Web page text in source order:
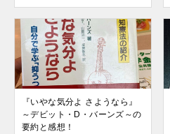
『いやな気分よ さようなら』
～デビット・D・バーンズ～の
要約と感想！